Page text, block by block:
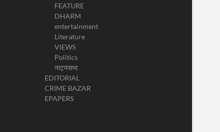
FEATURE
DHARM
entertainment
Literature
VIEWS
Politics
नाट्यसभा
EDITORIAL
CRIME BAZAR
EPAPERS